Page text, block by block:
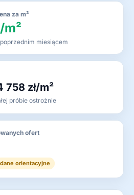
za m²
m²
miesiącem
758 zł/m²
próbie ostrożnie
ofert
dane orientacyjne